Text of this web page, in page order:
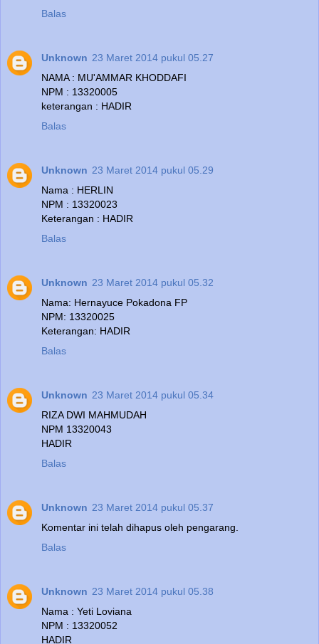
Balas
Unknown 23 Maret 2014 pukul 05.27
NAMA : MU'AMMAR KHODDAFI
NPM : 13320005
keterangan : HADIR
Balas
Unknown 23 Maret 2014 pukul 05.29
Nama : HERLIN
NPM : 13320023
Keterangan : HADIR
Balas
Unknown 23 Maret 2014 pukul 05.32
Nama: Hernayuce Pokadona FP
NPM: 13320025
Keterangan: HADIR
Balas
Unknown 23 Maret 2014 pukul 05.34
RIZA DWI MAHMUDAH
NPM 13320043
HADIR
Balas
Unknown 23 Maret 2014 pukul 05.37
Komentar ini telah dihapus oleh pengarang.
Balas
Unknown 23 Maret 2014 pukul 05.38
Nama : Yeti Loviana
NPM : 13320052
HADIR